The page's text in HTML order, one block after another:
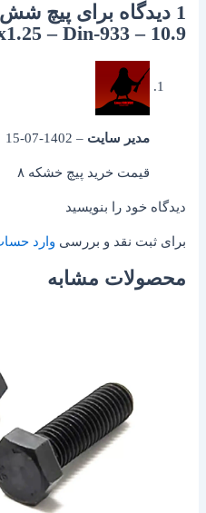
1 دیدگاه برای
– Din-933 – 10.9
مدیر سایت–
1402-07-15
قیمت خرید پیچ خشکه ۸
دیدگاه خود را بنویسید
برای ثبت نقد و بررسی وارد
محصولات مشابه